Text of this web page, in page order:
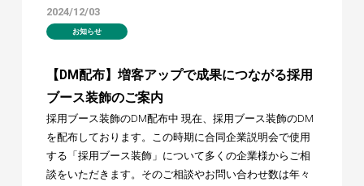
2024/12/03
お知らせ
【DM配布】増客アップで成果につながる採用
ブース装飾のご案内
採用ブース装飾のDM配布中 現在、採用ブース装飾のDM
を配布しております。この時期に合同企業説明会で使用
する「採用ブース装飾」について多くの企業様からご相
談をいただきます。そのご相談やお問い合わせ数は年々